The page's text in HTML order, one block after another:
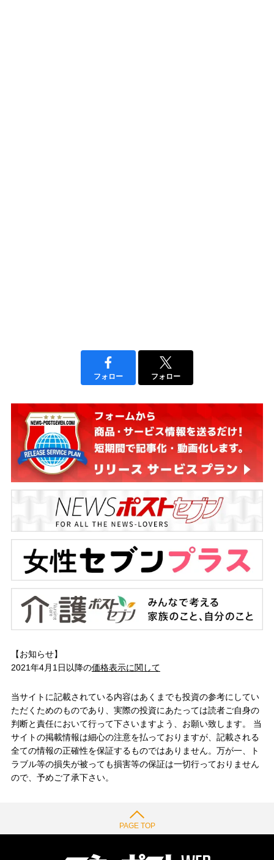
フォロー フォロー
【お知らせ】
2021年4月1日以降の価格表示に関して
当サイトに記載されている内容はあくまでも投資の参考にしてい
ただくためのものであり、実際の投資にあたっては読者ご自身の
判断と責任において行って下さいますよう、お願い致します。 当
サイトの掲載情報は細心の注意を払っておりますが、記載される
全ての情報の正確性を保証するものではありません。万が一、ト
ラブル等の損失が被っても損害等の保証は一切行っておりません
ので、予めご了承下さい。
PAGE TOP